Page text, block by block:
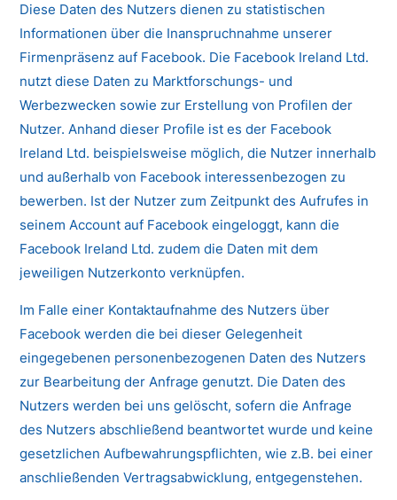
Diese Daten des Nutzers dienen zu statistischen
Informationen über die Inanspruchnahme unserer
Firmenpräsenz auf Facebook. Die Facebook Ireland Ltd.
nutzt diese Daten zu Marktforschungs- und
Werbezwecken sowie zur Erstellung von Profilen der
Nutzer. Anhand dieser Profile ist es der Facebook
Ireland Ltd. beispielsweise möglich, die Nutzer innerhalb
und außerhalb von Facebook interessenbezogen zu
bewerben. Ist der Nutzer zum Zeitpunkt des Aufrufes in
seinem Account auf Facebook eingeloggt, kann die
Facebook Ireland Ltd. zudem die Daten mit dem
jeweiligen Nutzerkonto verknüpfen.
Im Falle einer Kontaktaufnahme des Nutzers über
Facebook werden die bei dieser Gelegenheit
eingegebenen personenbezogenen Daten des Nutzers
zur Bearbeitung der Anfrage genutzt. Die Daten des
Nutzers werden bei uns gelöscht, sofern die Anfrage
des Nutzers abschließend beantwortet wurde und keine
gesetzlichen Aufbewahrungspflichten, wie z.B. bei einer
anschließenden Vertragsabwicklung, entgegenstehen.